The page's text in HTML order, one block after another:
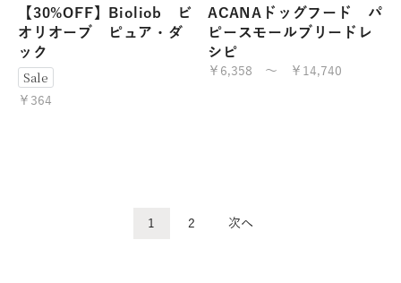
【30%OFF】Bioliob ビ
オリオーブ ピュア・ダ
ック
Sale
￥364
ACANAドッグフード パ
ピースモールブリードレ
シピ
￥6,358 ～ ￥14,740
1 2 次へ